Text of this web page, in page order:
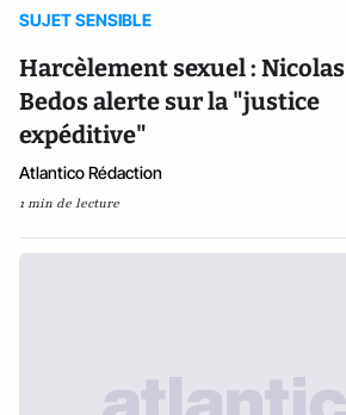
SUJET SENSIBLE
Harcèlement sexuel : Nicolas
Bedos alerte sur la "justice
expéditive"
Atlantico Rédaction
1 min de lecture